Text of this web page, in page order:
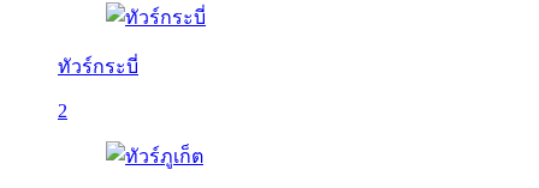
ทัวร์กระบี่
2